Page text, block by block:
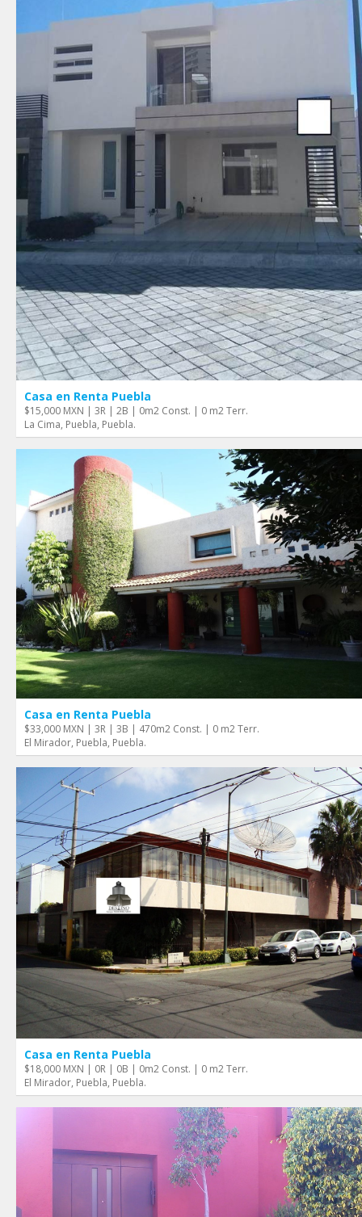
Casa en Renta Puebla
$15,000 MXN | 3R | 2B | 0m2 Const. | 0 m2 Terr.
La Cima, Puebla, Puebla.
Casa en Renta Puebla
$33,000 MXN | 3R | 3B | 470m2 Const. | 0 m2 Terr.
El Mirador, Puebla, Puebla.
Casa en Renta Puebla
$18,000 MXN | 0R | 0B | 0m2 Const. | 0 m2 Terr.
El Mirador, Puebla, Puebla.